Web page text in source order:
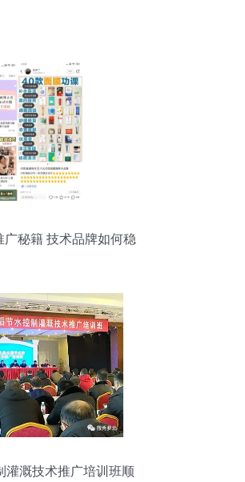
秘籍 技术品牌如何稳
灌溉技术推广培训班顺